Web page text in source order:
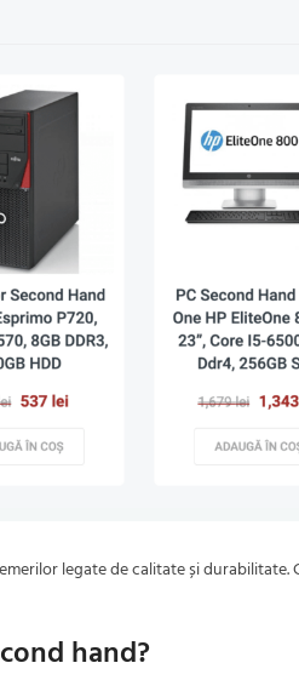
legate de calitate și durabilitate.
hand?